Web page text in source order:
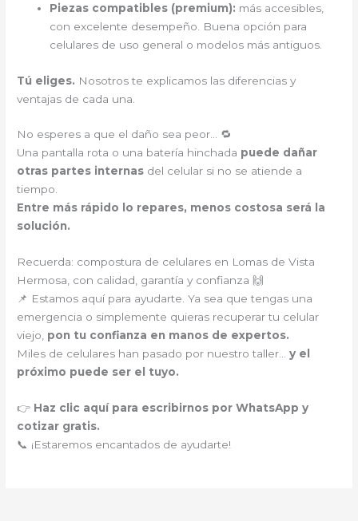
Piezas compatibles (premium): más accesibles,
con excelente desempeño. Buena opción para
celulares de uso general o modelos más antiguos.
Tú eliges. Nosotros te explicamos las diferencias y
ventajas de cada una.
No esperes a que el daño sea peor… 🔁
Una pantalla rota o una batería hinchada puede dañar
otras partes internas del celular si no se atiende a
tiempo.
Entre más rápido lo repares, menos costosa será la
solución.
Recuerda: compostura de celulares en Lomas de Vista
Hermosa, con calidad, garantía y confianza 🙌
📌 Estamos aquí para ayudarte. Ya sea que tengas una
emergencia o simplemente quieras recuperar tu celular
viejo, pon tu confianza en manos de expertos.
Miles de celulares han pasado por nuestro taller…y el
próximo puede ser el tuyo.
👉 Haz clic aquí para escribirnos por WhatsApp y
cotizar gratis.
📞 ¡Estaremos encantados de ayudarte!